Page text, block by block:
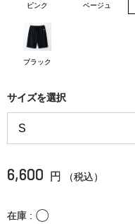
ピンク ベージュ
ブラック
サイズを選択
6,600 円 （税込）
在庫 〇